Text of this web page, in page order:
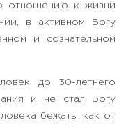
отношению к жизни
в активном Богу
и сознательном
до 30-летнего
и не стал Богу
бежать, как от